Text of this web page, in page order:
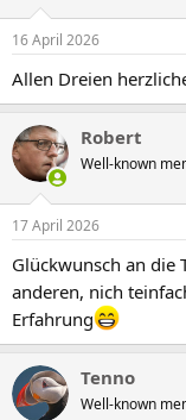
16 April 2026
Allen Dreien
Robert
Well-known
17 April 2026
Glückwunsch an die
anderen, nich
Erfahrung
Tenno
Well-known